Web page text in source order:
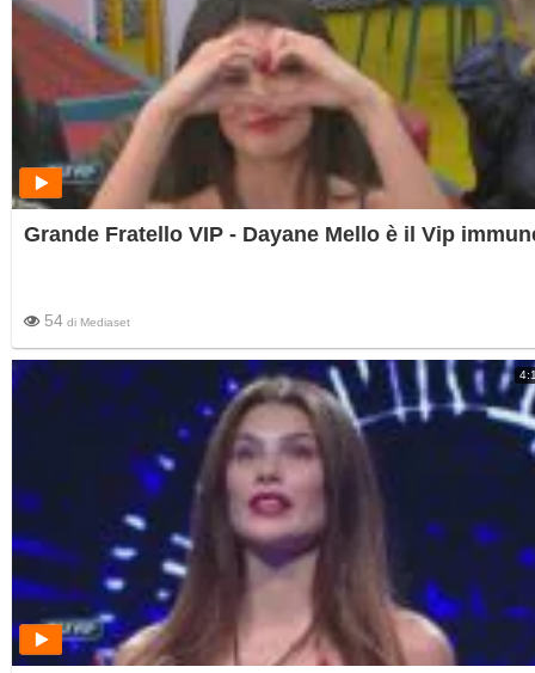
Grande Fratello VIP - Dayane Mello è il Vip
54 di Mediaset